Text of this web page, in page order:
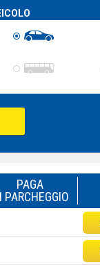
PAGA
PARCHEGGIO